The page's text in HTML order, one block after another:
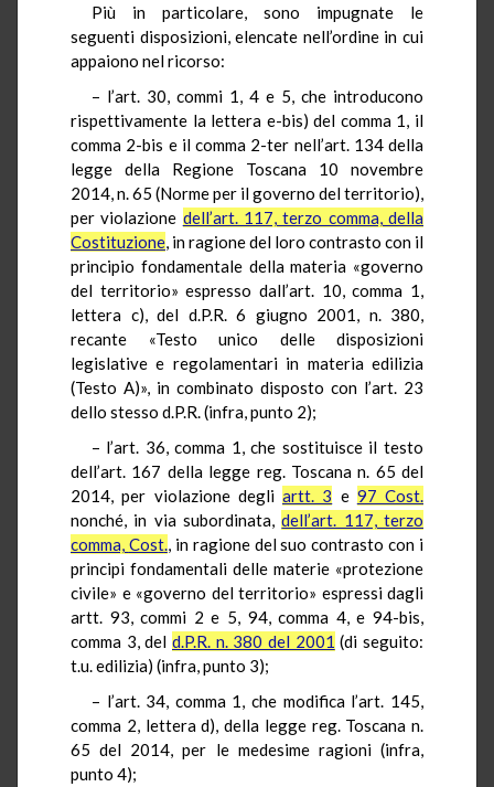
Più in particolare, sono impugnate le
seguenti disposizioni, elencate nell’ordine in cui
appaiono nel ricorso:
– l’art. 30, commi 1, 4 e 5, che introducono
rispettivamente la lettera e-bis) del comma 1, il
comma 2-bis e il comma 2-ter nell’art. 134 della
legge della Regione Toscana 10 novembre
2014, n. 65 (Norme per il governo del territorio),
per violazione dell’art. 117, terzo comma, della
Costituzione, in ragione del loro contrasto con il
principio fondamentale della materia «governo
del territorio» espresso dall’art. 10, comma 1,
lettera c), del d.P.R.6 giugno 2001, n. 380,
recante «Testo unico delle disposizioni
legislative e regolamentari in materia edilizia
(Testo A)», in combinato disposto con l’art. 23
dello stesso d.P.R.(infra, punto 2);
– l’art. 36, comma 1, che sostituisce il testo
dell’art. 167 della legge reg. Toscana n. 65 del
2014, per violazione degli artt. 3 e 97 Cost.
nonché, in via subordinata,dell’art. 117, terzo
comma, Cost., in ragione del suo contrasto con i
principi fondamentali delle materie «protezione
civile» e «governo del territorio» espressi dagli
artt. 93, commi 2 e 5, 94, comma 4, e 94-bis,
comma 3, del d.P.R. n. 380 del 2001 (di seguito:
t.u.edilizia) (infra, punto 3);
– l’art. 34, comma 1, che modifica l’art. 145,
comma 2, lettera d), della legge reg. Toscana n.
65 del 2014, per le medesime ragioni (infra,
punto 4);